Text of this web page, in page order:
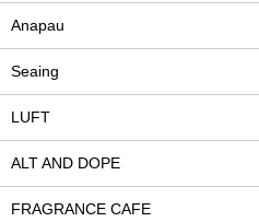
Anapau
Seaing
LUFT
ALT AND DOPE
FRAGRANCE CAFE